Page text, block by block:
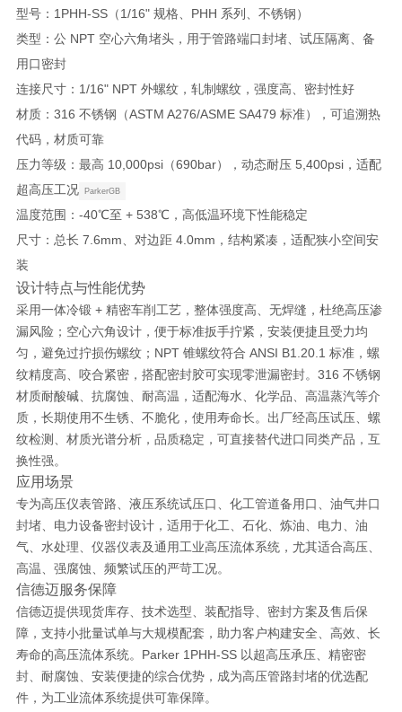
型号： 1PHH-SS（1/16" 规格、PHH 系列、不锈钢）
类型： 公 NPT 空心六角堵头，用于管路端口封堵、试压隔离、备
用口密封
连接尺寸： 1/16" NPT 外螺纹，轧制螺纹，强度高、密封性好
材质： 316 不锈钢 （ASTM A276/ASME SA479 标准），可追溯热
代码，材质可靠
压力等级： 最高 10,000psi（690bar）
，动态耐压 5,400psi，适配
超高压工况
ParkerGB
温度范围： -40℃至 + 538℃ ，高低温环境下性能稳定
尺寸：总长 7.6mm、对边距 4.0mm，结构紧凑，适配狭小空间安
装
设计特点与性能优势
采用一体冷锻 + 精密车削工艺，整体强度高、无焊缝，杜绝高压渗
漏风险； 空心六角设计，便于标准扳手拧紧，安装便捷且受力均
匀，避免过拧损伤螺纹； NPT 锥螺纹符合 ANSI B1.20.1 标准，螺
纹精度高、咬合紧密，搭配密封胶可实现零泄漏密封。316 不锈钢
材质耐酸碱、抗腐蚀、耐高温 ，适配海水、化学品、高温蒸汽等介
质，长期使用不生锈、不脆化，使用寿命长。出厂经高压试压、螺
纹检测、材质光谱分析，品质稳定，可直接替代进口同类产品，互
换性强。
应用场景
专为高压仪表管路、液压系统试压口、化工管道备用口、油气井口
封堵、电力设备密封设计，适用于化工、石化、炼油、电力、油
气、水处理、仪器仪表及通用工业高压流体系统，尤其适合高压、
高温、强腐蚀、频繁试压的严苛工况。
信德迈服务保障
信德迈提供现货库存、技术选型、装配指导、密封方案及售后保
障，支持小批量试单与大规模配套，助力客户构建安全、高效、长
寿命的高压流体系统。Parker 1PHH-SS 以超高压承压、精密密
封、耐腐蚀、安装便捷的综合优势，成为高压管路封堵的优选配
件，为工业流体系统提供可靠保障。